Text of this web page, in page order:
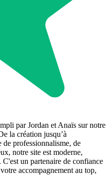
par Jordan et Anaïs sur notre
la création jusqu’à
professionnalisme, de
notre site est moderne,
un partenaire de confiance
accompagnement au top,